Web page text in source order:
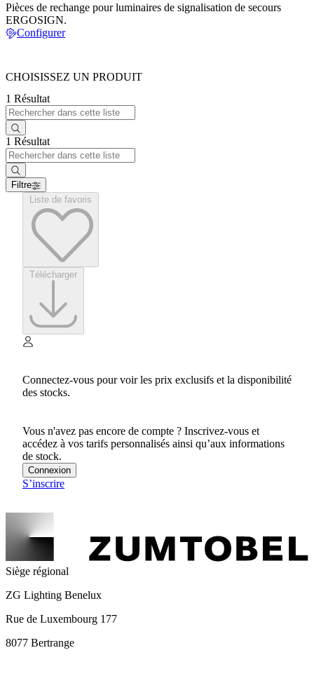
Pièces de rechange pour luminaires de signalisation de secours
ERGOSIGN.
Configurer
CHOISISSEZ UN PRODUIT
1 Résultat
1 Résultat
Filtre
Connectez-vous pour voir les prix exclusifs et la disponibilité
des stocks.
Vous n'avez pas encore de compte ? Inscrivez-vous et
accédez à vos tarifs personnalisés ainsi qu’aux informations
de stock.
Connexion
S’inscrire
Siège régional
ZG Lighting Benelux
Rue de Luxembourg 177
8077 Bertrange